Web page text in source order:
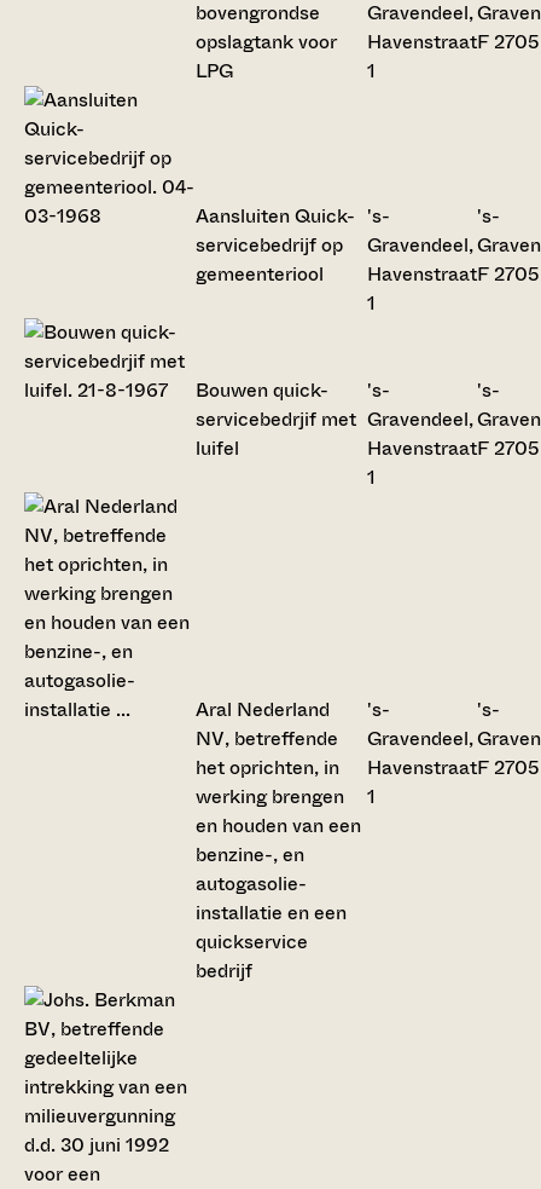
bovengrondse
opslagtank voor
LPG
Gravendeel,
Havenstraat
1
F 2705
Aansluiten Quick-
servicebedrijf op
gemeenteriool
's-
Gravendeel,
Havenstraat
1
's-
F 2705
Bouwen quick-
servicebedrjif met
luifel
's-
Gravendeel,
Havenstraat
1
's-
F 2705
Aral Nederland
NV, betreffende
het oprichten, in
werking brengen
en houden van een
benzine-, en
autogasolie-
installatie en een
quickservice
bedrijf
's-
Gravendeel,
Havenstraat
1
's-
F 2705